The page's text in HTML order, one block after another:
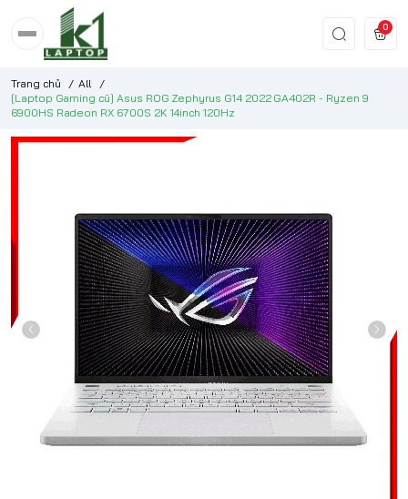
0
Trang chủ / All
/
[Laptop Gaming cũ] Asus ROG Zephyrus G14 2022 GA402R - Ryzen 9
6900HS Radeon RX 6700S 2K 14inch 120Hz